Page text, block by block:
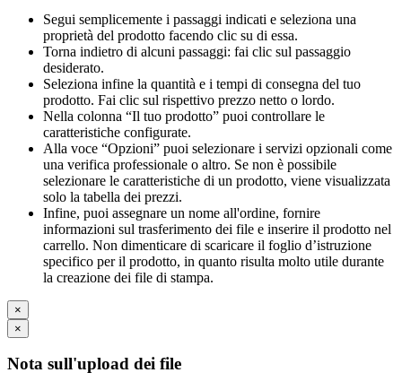
Segui semplicemente i passaggi indicati e seleziona una
proprietà del prodotto facendo clic su di essa.
Torna indietro di alcuni passaggi: fai clic sul passaggio
desiderato.
Seleziona infine la quantità e i tempi di consegna del tuo
prodotto. Fai clic sul rispettivo prezzo netto o lordo.
Nella colonna “Il tuo prodotto” puoi controllare le
caratteristiche configurate.
Alla voce “Opzioni” puoi selezionare i servizi opzionali come
una verifica professionale o altro. Se non è possibile
selezionare le caratteristiche di un prodotto, viene visualizzata
solo la tabella dei prezzi.
Infine, puoi assegnare un nome all'ordine, fornire
informazioni sul trasferimento dei file e inserire il prodotto nel
carrello. Non dimenticare di scaricare il foglio d’istruzione
specifico per il prodotto, in quanto risulta molto utile durante
la creazione dei file di stampa.
×
×
Nota sull'upload dei file